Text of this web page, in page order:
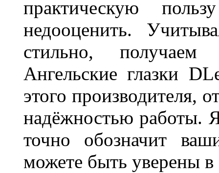
практическую
недооценить.
стильно,
Ангельские глазки
этого производителя,
надёжностью работы.
точно обозначит
можете быть уверены